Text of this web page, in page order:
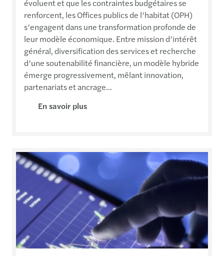
évoluent et que les contraintes budgétaires se
renforcent, les Offices publics de l’habitat (OPH)
s’engagent dans une transformation profonde de
leur modèle économique. Entre mission d’intérêt
général, diversification des services et recherche
d’une soutenabilité financière, un modèle hybride
émerge progressivement, mêlant innovation,
partenariats et ancrage...
En savoir plus